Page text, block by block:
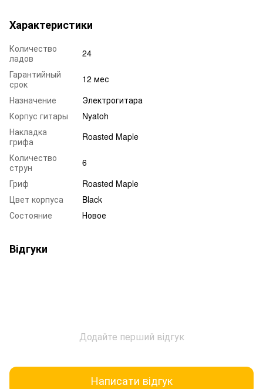
Характеристики
Количество
ладов
24
Гарантийный
срок
12 мес
Назначение
Электрогитара
Корпус гитары
Nyatoh
Накладка
грифа
Roasted Maple
Количество
струн
6
Гриф
Roasted Maple
Цвет корпуса
Black
Состояние
Новое
Відгуки
Додайте перший відгук
Написати відгук